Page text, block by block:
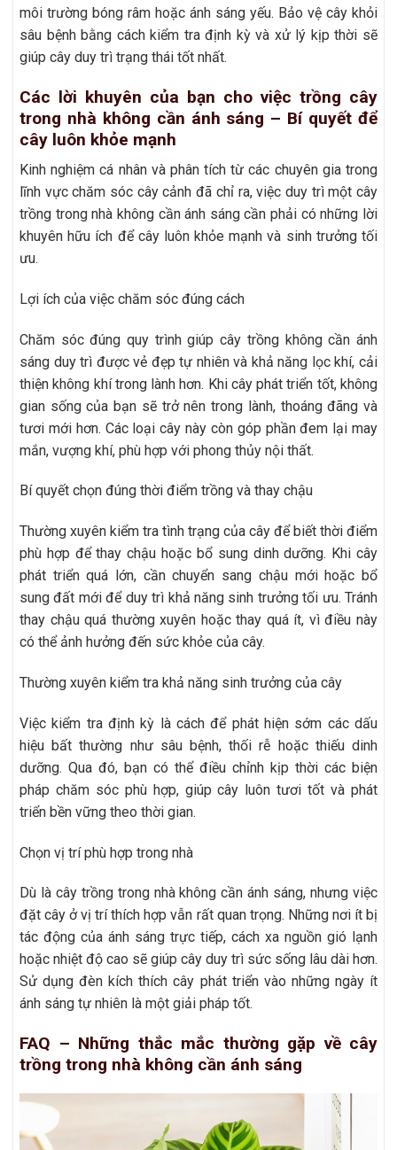
môi trường bóng râm hoặc ánh sáng yếu. Bảo vệ cây khỏi
sâu bệnh bằng cách kiểm tra định kỳ và xử lý kịp thời sẽ
giúp cây duy trì trạng thái tốt nhất.
Các lời khuyên của bạn cho việc trồng cây
trong nhà không cần ánh sáng – Bí quyết để
cây luôn khỏe mạnh
Kinh nghiệm cá nhân và phân tích từ các chuyên gia trong
lĩnh vực chăm sóc cây cảnh đã chỉ ra, việc duy trì một cây
trồng trong nhà không cần ánh sáng cần phải có những lời
khuyên hữu ích để cây luôn khỏe mạnh và sinh trưởng tối
ưu.
Lợi ích của việc chăm sóc đúng cách
Chăm sóc đúng quy trình giúp cây trồng không cần ánh
sáng duy trì được vẻ đẹp tự nhiên và khả năng lọc khí, cải
thiện không khí trong lành hơn. Khi cây phát triển tốt, không
gian sống của bạn sẽ trở nên trong lành, thoáng đãng và
tươi mới hơn. Các loại cây này còn góp phần đem lại may
mắn, vượng khí, phù hợp với phong thủy nội thất.
Bí quyết chọn đúng thời điểm trồng và thay chậu
Thường xuyên kiểm tra tình trạng của cây để biết thời điểm
phù hợp để thay chậu hoặc bổ sung dinh dưỡng. Khi cây
phát triển quá lớn, cần chuyển sang chậu mới hoặc bổ
sung đất mới để duy trì khả năng sinh trưởng tối ưu. Tránh
thay chậu quá thường xuyên hoặc thay quá ít, vì điều này
có thể ảnh hưởng đến sức khỏe của cây.
Thường xuyên kiểm tra khả năng sinh trưởng của cây
Việc kiểm tra định kỳ là cách để phát hiện sớm các dấu
hiệu bất thường như sâu bệnh, thối rễ hoặc thiếu dinh
dưỡng. Qua đó, bạn có thể điều chỉnh kịp thời các biện
pháp chăm sóc phù hợp, giúp cây luôn tươi tốt và phát
triển bền vững theo thời gian.
Chọn vị trí phù hợp trong nhà
Dù là cây trồng trong nhà không cần ánh sáng, nhưng việc
đặt cây ở vị trí thích hợp vẫn rất quan trọng. Những nơi ít bị
tác động của ánh sáng trực tiếp, cách xa nguồn gió lạnh
hoặc nhiệt độ cao sẽ giúp cây duy trì sức sống lâu dài hơn.
Sử dụng đèn kích thích cây phát triển vào những ngày ít
ánh sáng tự nhiên là một giải pháp tốt.
FAQ – Những thắc mắc thường gặp về cây
trồng trong nhà không cần ánh sáng